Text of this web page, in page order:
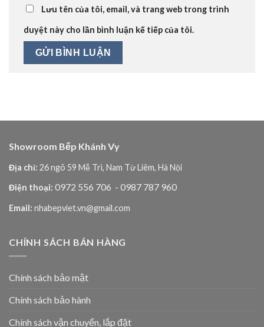
Lưu tên của tôi, email, và trang web trong trình
duyệt này cho lần bình luận kế tiếp của tôi.
Showroom Bếp Khánh Vy
Địa chỉ: 26 ngõ 59 Mễ Trì, Nam Từ Liêm, Hà Nội
Điện thoại: 0972 556 706 - 0987 787 960
Email: nhabepviet.vn@gmail.com
CHÍNH SÁCH BÁN HÀNG
Chính sách bảo mật
Chính sách bảo hành
Chính sách vận chuyển, lắp đặt